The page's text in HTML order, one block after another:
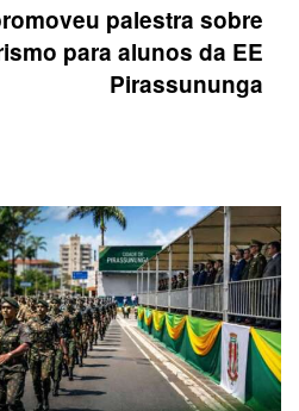
palestra sobre
para alunos da EE
Pirassununga